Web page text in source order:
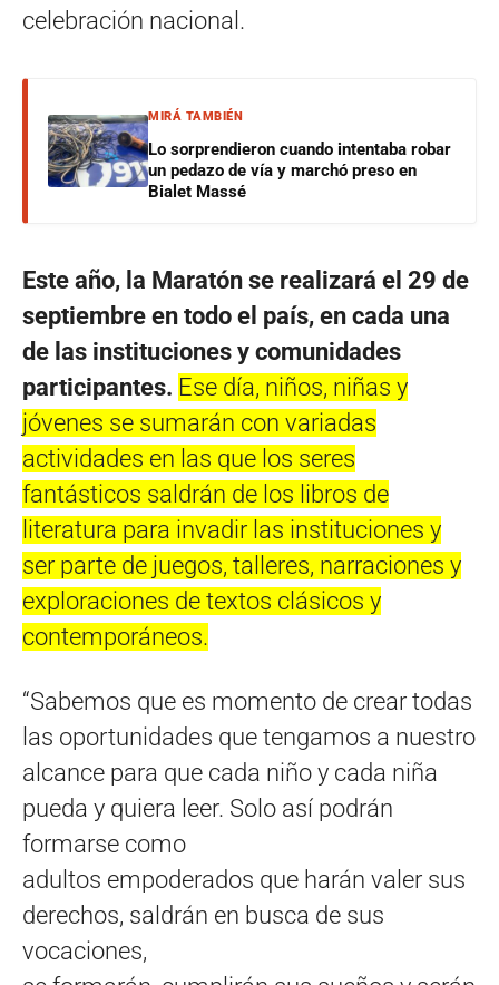
celebración nacional.
MIRÁ TAMBIÉN
Lo sorprendieron cuando intentaba robar
un pedazo de vía y marchó preso en
Bialet Massé
Este año, la Maratón se realizará el 29 de
septiembre en todo el país, en cada una
de las instituciones y comunidades
participantes. Ese día, niños, niñas y
jóvenes se sumarán con variadas
actividades en las que los seres
fantásticos saldrán de los libros de
literatura para invadir las instituciones y
ser parte de juegos, talleres, narraciones y
exploraciones de textos clásicos y
contemporáneos.
“Sabemos que es momento de crear todas
las oportunidades que tengamos a nuestro
alcance para que cada niño y cada niña
pueda y quiera leer. Solo así podrán
formarse como
adultos empoderados que harán valer sus
derechos, saldrán en busca de sus
vocaciones,